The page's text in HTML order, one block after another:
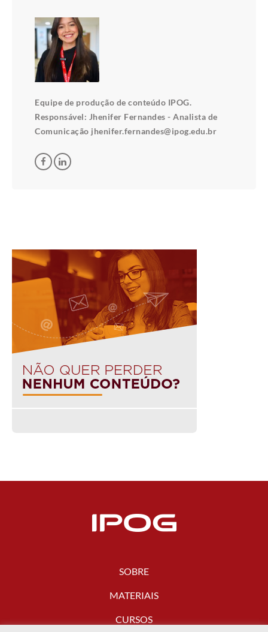
Equipe de produção de conteúdo IPOG.
Responsável: Jhenifer Fernandes - Analista de
Comunicação jhenifer.fernandes@ipog.edu.br
SOBRE
MATERIAIS
CURSOS